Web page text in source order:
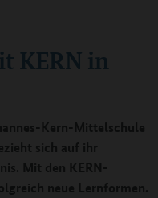
KERN in
Kern-Mittelschule
sich auf ihr
Mit den KERN-
neue Lernformen.